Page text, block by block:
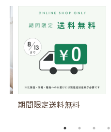
期間限定送料無料